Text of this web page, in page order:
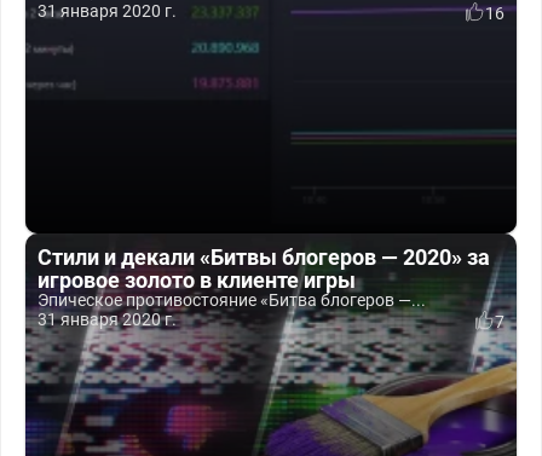
31 января 2020 г.
16
Стили и декали «Битвы блогеров — 2020» за
игровое золото в клиенте игры
Эпическое противостояние «Битва блогеров —...
31 января 2020 г.
7